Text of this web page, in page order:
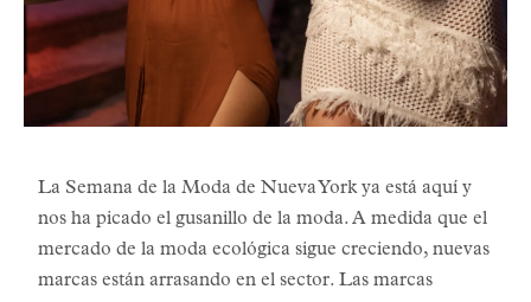
La Semana de la Moda de Nueva York ya está aquí y
nos ha picado el gusanillo de la moda. A medida que el
mercado de la moda ecológica sigue creciendo, nuevas
marcas están arrasando en el sector. Las marcas